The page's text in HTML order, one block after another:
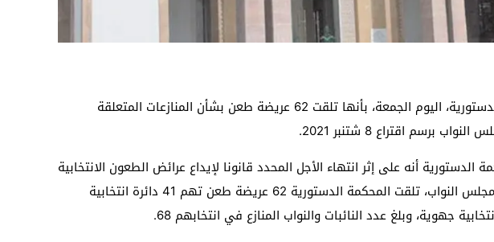
أفادت المحكمة الدستورية، اليوم الجمعة، بأنها تلقت 62 عريضة طعن بشأن المنازعات المتعلقة
برسم اقتراع 8 شتنبر 2021.
الدستورية أنه على إثر انتهاء الأجل المحدد قانونا لإيداع عرائض الطعون الانتخابية
المتعلقة بأعضاء مجلس النواب، تلقت المحكمة الدستورية 62 عريضة طعن تهم 41 دائرة انتخابية